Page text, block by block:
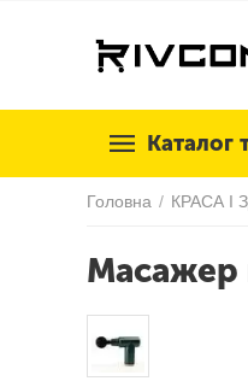
Каталог
Головна / КРАСА І
Масажер